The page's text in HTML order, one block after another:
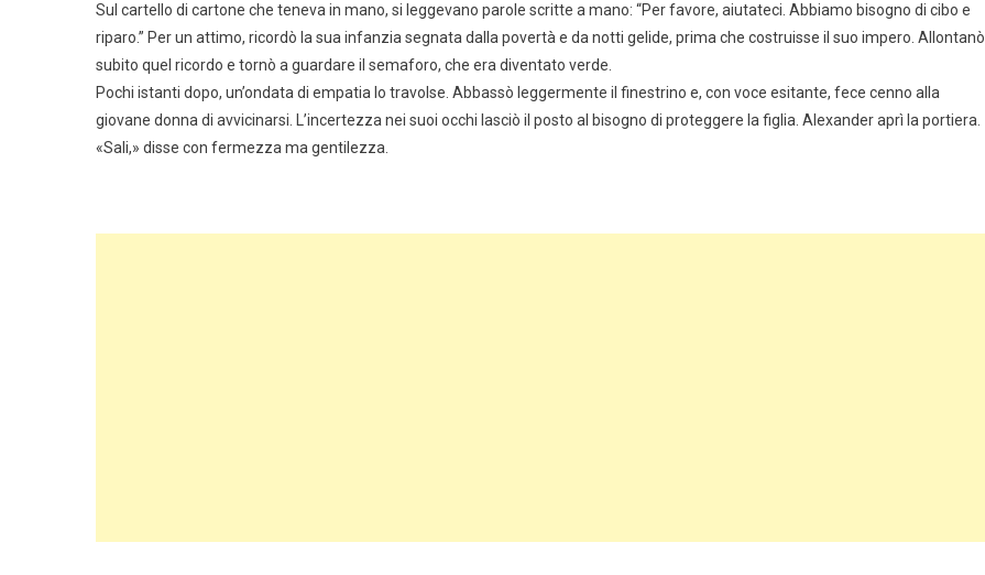
Sul cartello di cartone che teneva in mano, si leggevano parole scritte a mano: “Per favore, aiutateci. Abbiamo bisogno di cibo e
riparo.” Per un attimo, ricordò la sua infanzia segnata dalla povertà e da notti gelide, prima che costruisse il suo impero. Allontanò
subito quel ricordo e tornò a guardare il semaforo, che era diventato verde.
Pochi istanti dopo, un’ondata di empatia lo travolse. Abbassò leggermente il finestrino e, con voce esitante, fece cenno alla
giovane donna di avvicinarsi. L’incertezza nei suoi occhi lasciò il posto al bisogno di proteggere la figlia. Alexander aprì la portiera.
«Sali,» disse con fermezza ma gentilezza.